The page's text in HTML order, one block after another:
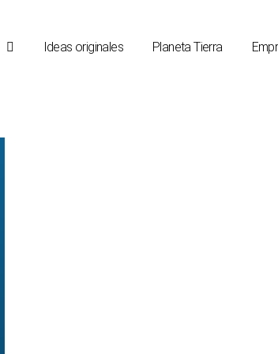
Ideas originales Planeta Tierra